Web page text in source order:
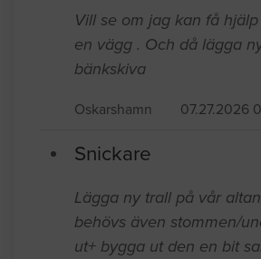
Vill se om jag kan få
en vägg . Och då lägga
bänkskiva
Oskarshamn 07.27.2026
Snickare
Lägga ny trall på vår
behövs även stommen/
ut+ bygga ut den en bit